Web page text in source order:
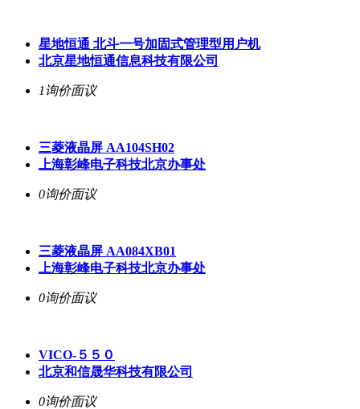
星地恒通 北斗一号加固式管理型用户机
北京星地恒通信息科技有限公司
1询价面议
三菱液晶屏 AA104SH02
上海彰峰电子科技北京办事处
0询价面议
三菱液晶屏 AA084XB01
上海彰峰电子科技北京办事处
0询价面议
VICO-５５０
北京和信晟华科技有限公司
0询价面议